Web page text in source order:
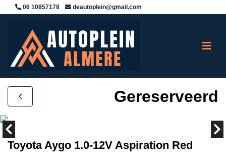
06 10857178 deautoplein@gmail.com
Gereserveerd
Toyota Aygo 1.0-12V Aspiration Red